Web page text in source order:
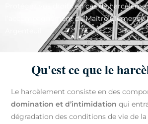
Protégez vos droits en cas de
l’accompagnement de Maître
Qu'est ce que le
Le harcèlement consiste en des
domination et d’intimidation qui
dégradation des conditions de vie de